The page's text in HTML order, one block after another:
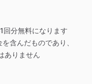
回分無料になります
含んだものであり、
ありません